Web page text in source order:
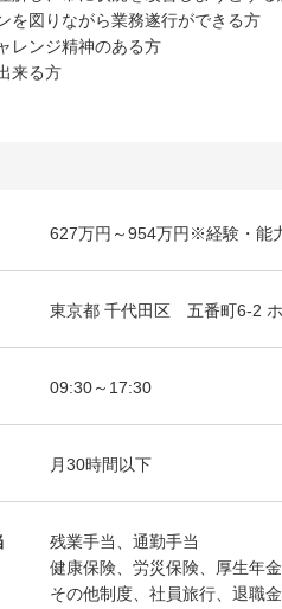
を図りながら業務遂行ができる方
レンジ精神のある方
来る方
627万円～954万円※経験・能
東京都 千代田区 五番町6-2
09:30～17:30
月30時間以下
残業手当、通勤手当
健康保険、労災保険、厚生年
その他制度、社員旅行、退職金